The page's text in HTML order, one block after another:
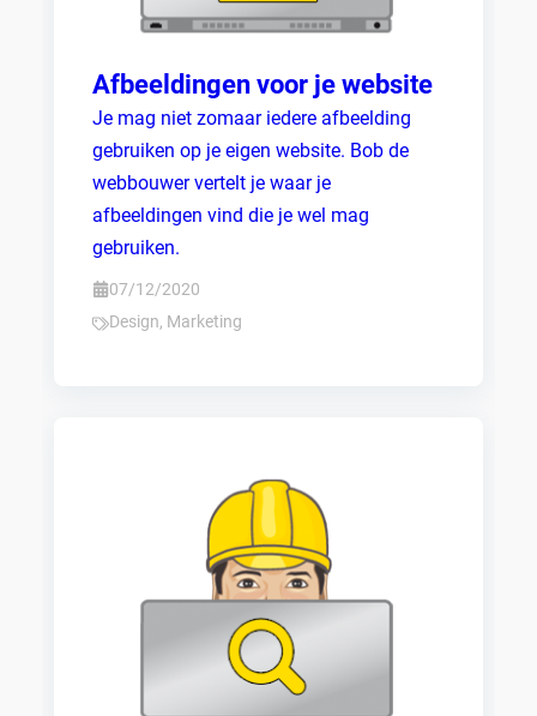
Afbeeldingen voor je website
Je mag niet zomaar iedere afbeelding
gebruiken op je eigen website. Bob de
webbouwer vertelt je waar je
afbeeldingen vind die je wel mag
gebruiken.
07/12/2020
Design, Marketing